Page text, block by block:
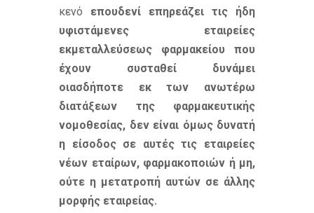
κενό επουδενί επηρεάζει τις ήδη
υφιστάμενες εταιρείες
εκμεταλλεύσεως φαρμακείου που
έχουν συσταθεί δυνάμει
οιασδήποτε εκ των ανωτέρω
διατάξεων της φαρμακευτικής
νομοθεσίας, δεν είναι όμως δυνατή
η είσοδος σε αυτές τις εταιρείες
νέων εταίρων, φαρμακοποιών ή μη,
ούτε η μετατροπή αυτών σε άλλης
μορφής εταιρείας.